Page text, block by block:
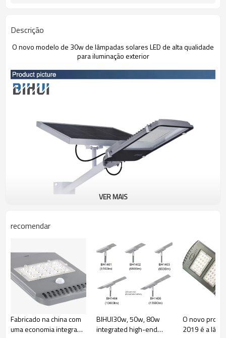
Descrição
O novo modelo de 30w de lâmpadas solares LED de alta qualidade
para iluminação exterior
VER MAIS
recomendar
Fabricado na china com
uma economia integrada,
BIHUI30w, 50w, 80w
integrated high-end
O novo
2019 é a